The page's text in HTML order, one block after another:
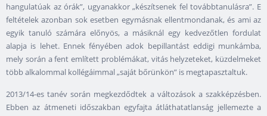
hangulatúak az órák”, ugyanakkor „készítsenek fel továbbtanulásra”. E
feltételek azonban sok esetben egymásnak ellentmondanak, és ami az
egyik tanuló számára előnyös, a másiknál egy kedvezőtlen fordulat
alapja is lehet. Ennek fényében adok bepillantást eddigi munkámba,
mely során a fent említett problémákat, vitás helyzeteket, küzdelmeket
több alkalommal kollégáimmal „saját bőrünkön” is megtapasztaltuk.
2013/14-es tanév során megkezdődtek a változások a szakképzésben.
Ebben az átmeneti időszakban egyfajta átláthatatlanság jellemezte a